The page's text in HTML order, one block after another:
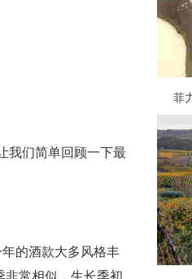
我们简单回顾一下最
的酒款大多风格丰
常相似，生长季初
菲